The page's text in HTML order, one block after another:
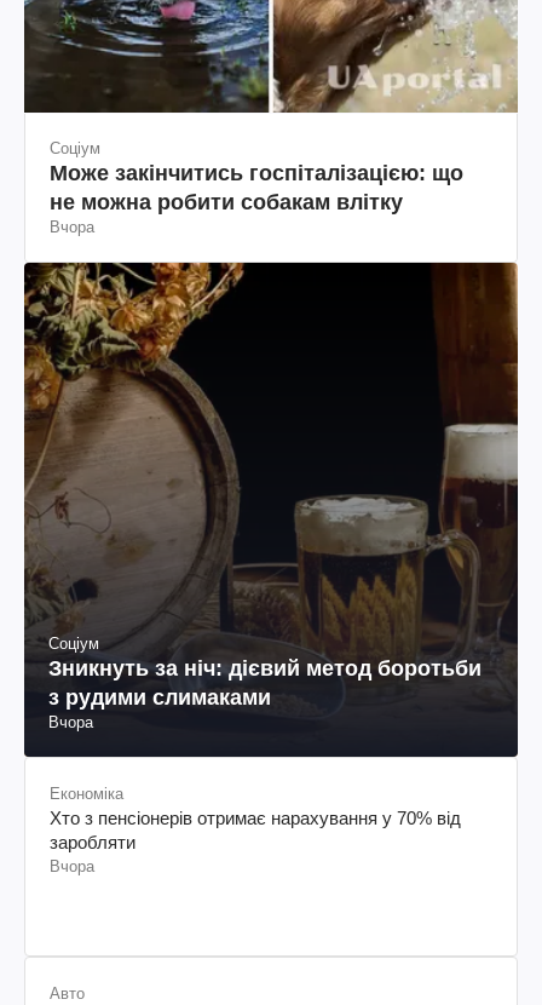
Соціум
Може закінчитись госпіталізацією: що
не можна робити собакам влітку
Вчора
Соціум
Зникнуть за ніч: дієвий метод боротьби
з рудими слимаками
Вчора
Економіка
Хто з пенсіонерів отримає нарахування у 70% від
заробляти
Вчора
Авто